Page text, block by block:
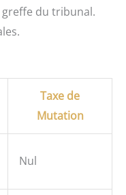
greffe du tribunal.
Taxe de
Mutation
Nul